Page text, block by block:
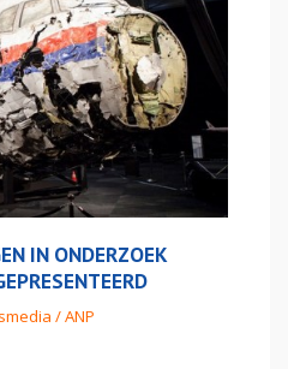
IN ONDERZOEK
/ ANP